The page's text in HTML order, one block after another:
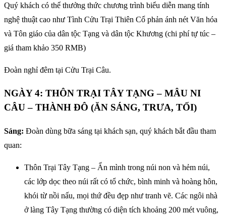
Quý khách có thể thưởng thức chương trình biểu diễn mang tính
nghệ thuật cao như Tình Cửu Trại Thiên Cổ phản ánh nét Văn hóa
và Tôn giáo của dân tộc Tạng và dân tộc Khương (chi phí tự túc –
giá tham khảo 350 RMB)
Đoàn nghỉ đêm tại Cửu Trại Câu.
NGÀY 4: THÔN TRẠI TÂY TẠNG – MÂU NI
CÂU – THÀNH ĐÔ (ĂN SÁNG, TRƯA, TỐI)
Sáng: Đoàn dùng bữa sáng tại khách sạn, quý khách bắt đầu tham
quan:
Thôn Trại Tây Tạng – Ẩn mình trong núi non và hẻm núi,
các lớp dọc theo núi rất có tổ chức, bình minh và hoàng hôn,
khói từ nồi nấu, mọi thứ đều đẹp như tranh vẽ. Các ngôi nhà
ở làng Tây Tạng thường có diện tích khoảng 200 mét vuông,